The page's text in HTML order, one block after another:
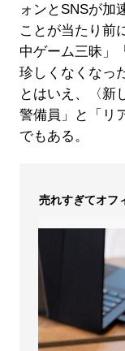
ォンとSNSが加
ことが当たり前
中ゲーム三昧」
珍しくなくなっ
とはいえ、〈新
警備員」と「リ
でもある。
売れすぎてオフ